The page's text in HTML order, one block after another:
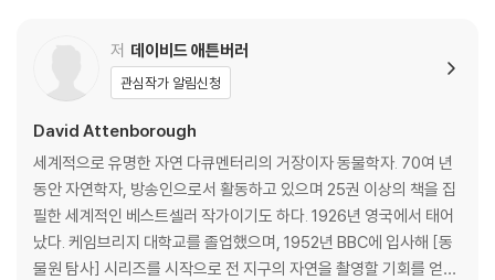
10. 다락방 섬 226
11. 시파카와 거대한 새 234
12. 홍학, 텐렉, 쥐여우원숭이 262
13. 죽은 자의 영혼 274
14. 카멜레온, 갈색여우원숭이 290
15. 개의 머리를 가진 인간 304
16. 숲속의 생물들 318
17. 바바코토 333
저 데이비드 애튼버러
관심작가 알림신청
David Attenborough
세계적으로 유명한 자연 다큐멘터리의 거장이자 동물학자. 70여 년
동안 자연학자, 방송인으로서 활동하고 있으며 25권 이상의 책을 집
필한 세계적인 베스트셀러 작가이기도 하다. 1926년 영국에서 태어
났다. 케임브리지 대학교를 졸업했으며, 1952년 BBC에 입사해 [동
물원 탐사] 시리즈를 시작으로 전 지구의 자연을 촬영할 기회를 얻었